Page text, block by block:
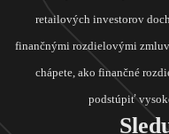
retailových investorov
finančnými rozdielovými
chápete, ako finančné
podstúpiť